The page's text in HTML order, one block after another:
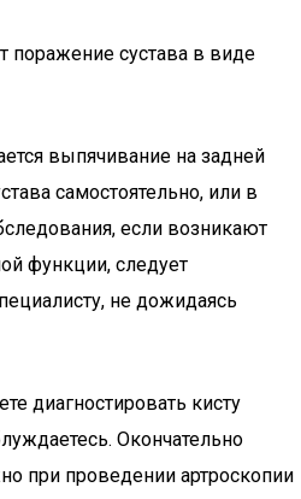
поражение сустава в виде
выпячивание на задней
самостоятельно, или в
если возникают
функции, следует
не дожидаясь
диагностировать кисту
Окончательно
при проведении артроскопии